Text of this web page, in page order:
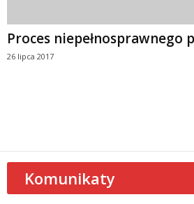
Proces niepełnosprawnego
26 lipca 2017
Komunikaty